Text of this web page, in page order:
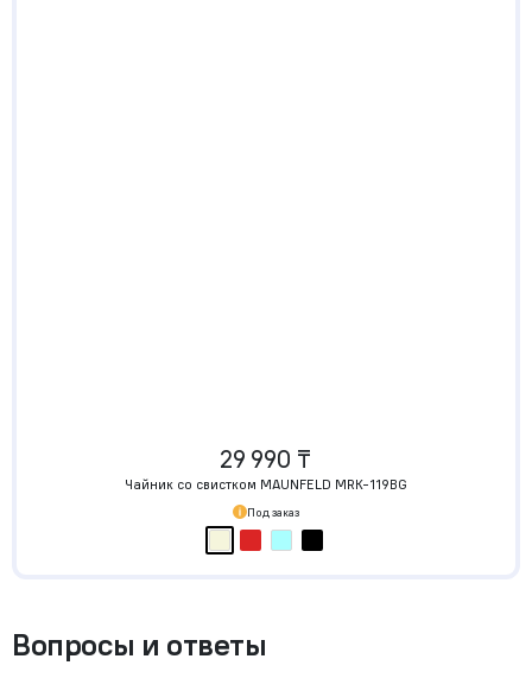
Вопросы и ответы
29 990 ₸
Чайник со свистком MAUNFELD MRK-119BG
Под заказ